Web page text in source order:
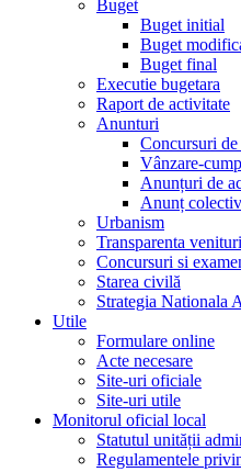
Buget
Buget initial
Buget
Buget final
Executie bugetara
Raport de activitate
Anunturi
Concursuri de
Vânzare-
Anunțuri de
Anunț
Urbanism
Transparenta
Concursuri si
Starea civilă
Strategia Nationala
Utile
Formulare online
Acte necesare
Site-uri oficiale
Site-uri utile
Monitorul oficial local
Statutul unității
Regulamentele